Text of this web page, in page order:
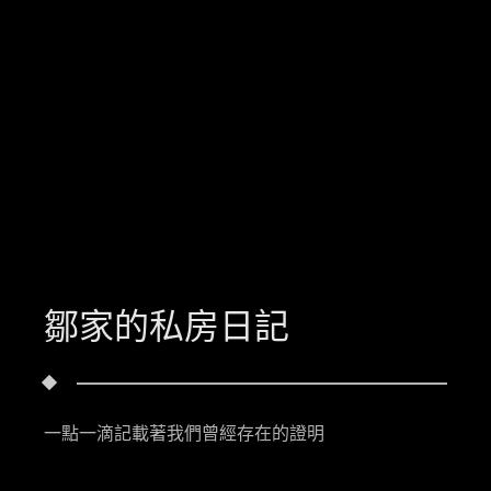
鄒家的私房日記
一點一滴記載著我們曾經存在的證明